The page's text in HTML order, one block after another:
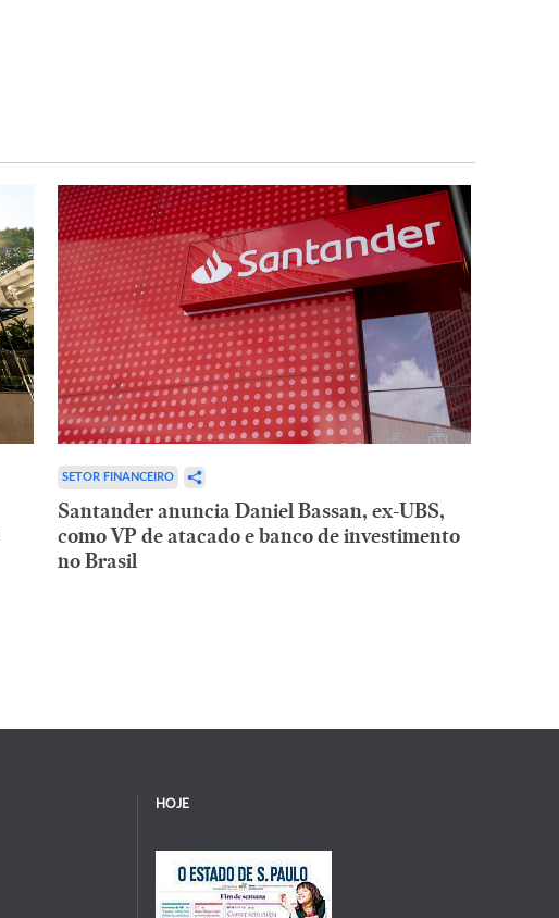
SETOR FINANCEIRO
Santander anuncia Daniel Bassan, ex-UBS,
como VP de atacado e banco de investimento
no Brasil
HOJE